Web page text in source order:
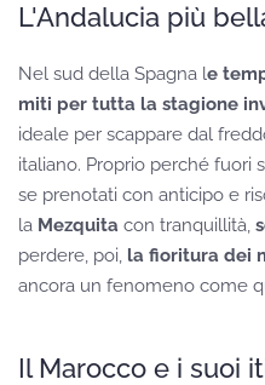
L'Andalucia più
Nel sud della Spagna le
miti per tutta la stagione
ideale per scappare dal
italiano. Proprio perché fuori
se prenotati con anticipo e
la Mezquita con tranquillità,
perdere, poi, la fioritura dei
ancora un fenomeno come
Il Marocco e i suoi